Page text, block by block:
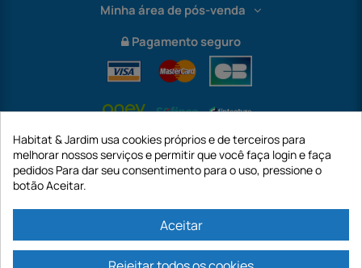
Minha área de pós-venda
Pagamento seguro
Habitat & Jardim usa cookies próprios e de terceiros para
melhorar nossos serviços e permitir que você faça login e faça
pedidos Para dar seu consentimento para o uso, pressione o
botão Aceitar.
Aceitar